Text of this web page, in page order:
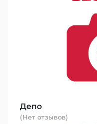
Депо
(Нет отзывов)